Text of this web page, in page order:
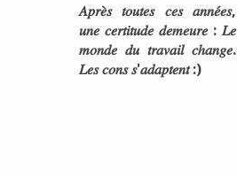
𝐴𝑝𝑟𝑒̀𝑠 𝑡𝑜𝑢𝑡𝑒𝑠 𝑐𝑒𝑠 𝑎𝑛𝑛𝑒́𝑒𝑠,
𝑢𝑛𝑒 𝑐𝑒𝑟𝑡𝑖𝑡𝑢𝑑𝑒 𝑑𝑒𝑚𝑒𝑢𝑟𝑒 : 𝐿𝑒
𝑚𝑜𝑛𝑑𝑒 𝑑𝑢 𝑡𝑟𝑎𝑣𝑎𝑖𝑙 𝑐ℎ𝑎𝑛𝑔𝑒.
𝐿𝑒𝑠 𝑐𝑜𝑛𝑠 𝑠'𝑎𝑑𝑎𝑝𝑡𝑒𝑛𝑡 :)